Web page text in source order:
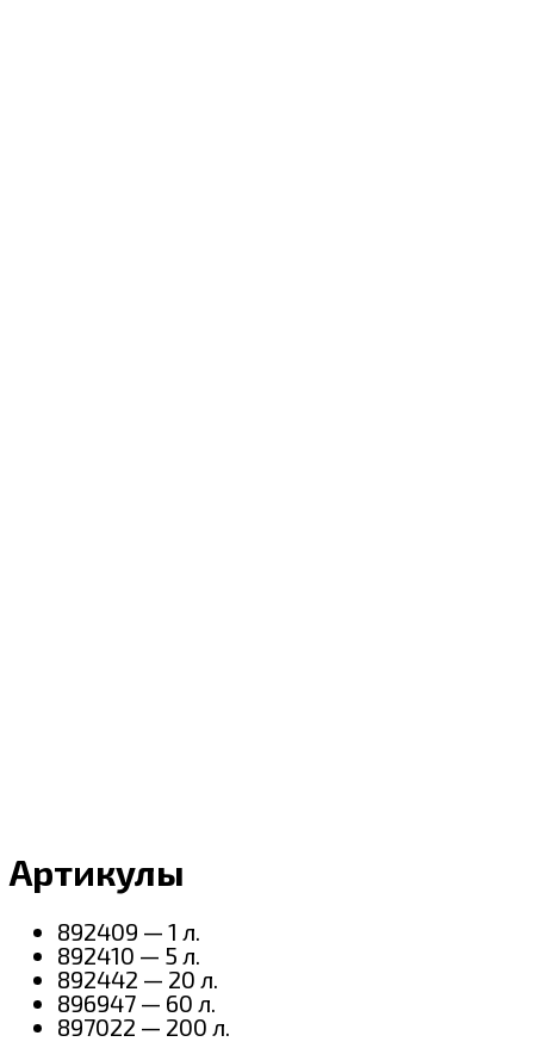
Артикулы
892409 — 1 л.
892410 — 5 л.
892442 — 20 л.
896947 — 60 л.
897022 — 200 л.